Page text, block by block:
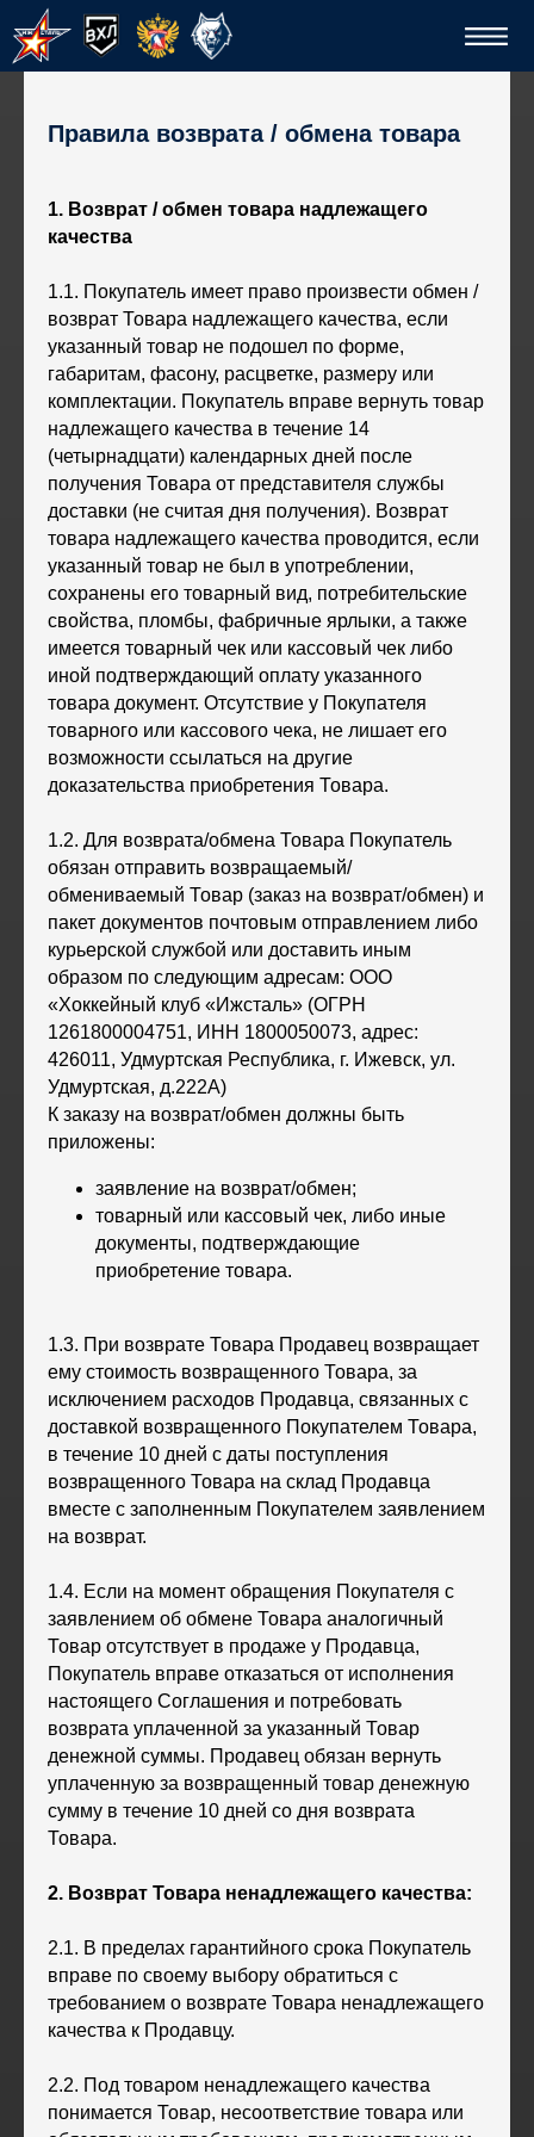
Правила возврата / обмена товара
1. Возврат / обмен товара надлежащего
качества
1.1. Покупатель имеет право произвести обмен /
возврат Товара надлежащего качества, если
указанный товар не подошел по форме,
габаритам, фасону, расцветке, размеру или
комплектации. Покупатель вправе вернуть товар
надлежащего качества в течение 14
(четырнадцати) календарных дней после
получения Товара от представителя службы
доставки (не считая дня получения). Возврат
товара надлежащего качества проводится, если
указанный товар не был в употреблении,
сохранены его товарный вид, потребительские
свойства, пломбы, фабричные ярлыки, а также
имеется товарный чек или кассовый чек либо
иной подтверждающий оплату указанного
товара документ. Отсутствие у Покупателя
товарного или кассового чека, не лишает его
возможности ссылаться на другие
доказательства приобретения Товара.
1.2. Для возврата/обмена Товара Покупатель
обязан отправить возвращаемый/
обмениваемый Товар (заказ на возврат/обмен) и
пакет документов почтовым отправлением либо
курьерской службой или доставить иным
образом по следующим адресам: ООО
«Хоккейный клуб «Ижсталь» (ОГРН
1261800004751, ИНН 1800050073, адрес:
426011, Удмуртская Республика, г. Ижевск, ул.
Удмуртская, д.222А)
К заказу на возврат/обмен должны быть
приложены:
заявление на возврат/обмен;
товарный или кассовый чек, либо иные
документы, подтверждающие
приобретение товара.
1.3. При возврате Товара Продавец возвращает
ему стоимость возвращенного Товара, за
исключением расходов Продавца, связанных с
доставкой возвращенного Покупателем Товара,
в течение 10 дней с даты поступления
возвращенного Товара на склад Продавца
вместе с заполненным Покупателем заявлением
на возврат.
1.4. Если на момент обращения Покупателя с
заявлением об обмене Товара аналогичный
Товар отсутствует в продаже у Продавца,
Покупатель вправе отказаться от исполнения
настоящего Соглашения и потребовать
возврата уплаченной за указанный Товар
денежной суммы. Продавец обязан вернуть
уплаченную за возвращенный товар денежную
сумму в течение 10 дней со дня возврата
Товара.
2. Возврат Товара ненадлежащего качества:
2.1. В пределах гарантийного срока Покупатель
вправе по своему выбору обратиться с
требованием о возврате Товара ненадлежащего
качества к Продавцу.
2.2. Под товаром ненадлежащего качества
понимается Товар, несоответствие товара или